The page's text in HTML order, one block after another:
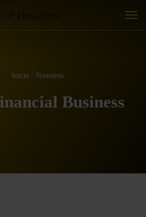
Business
Inicio Nosotros